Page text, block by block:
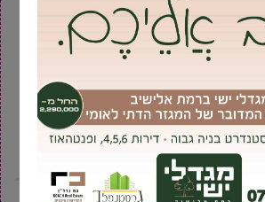
שנת הלימודים תשפ”ג
יחד עם ראש עיריית גבעת שמואל יוסי ברודני
לרגל פתיחת